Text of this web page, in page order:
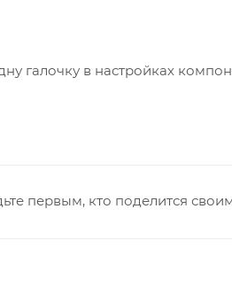
галочку в настройках
первым, кто поделится